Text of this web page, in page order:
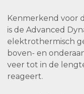
Kenmerkend voor
is de Advanced
elektrothermisch
boven- en
veer tot in de
reageert.